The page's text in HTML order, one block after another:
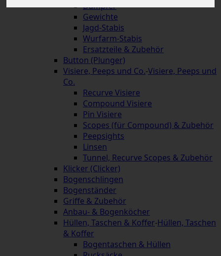
Dämpfer
Gewichte
Jagd-Stabis
Wurfarm-Stabis
Ersatzteile & Zubehör
Button (Plunger)
Visiere, Peeps und Co.-Visiere, Peeps und
Co.
Recurve Visiere
Compound Visiere
Pin Visiere
Scopes (für Compound) & Zubehör
Peepsights
Linsen
Tunnel, Recurve Scopes & Zubehör
Klicker (Clicker)
Bogenschlingen
Bogenständer
Griffe & Zubehör
Anbau- & Bogenköcher
Hüllen, Taschen & Koffer-Hüllen, Taschen
& Koffer
Bogentaschen & Hüllen